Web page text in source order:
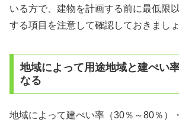
いる方で、建物を計画する前に最低限
する項目を注意して確認しておきましょ
地域によって用途地域と建ぺい
なる
地域によって建ぺい率（30％～80％）